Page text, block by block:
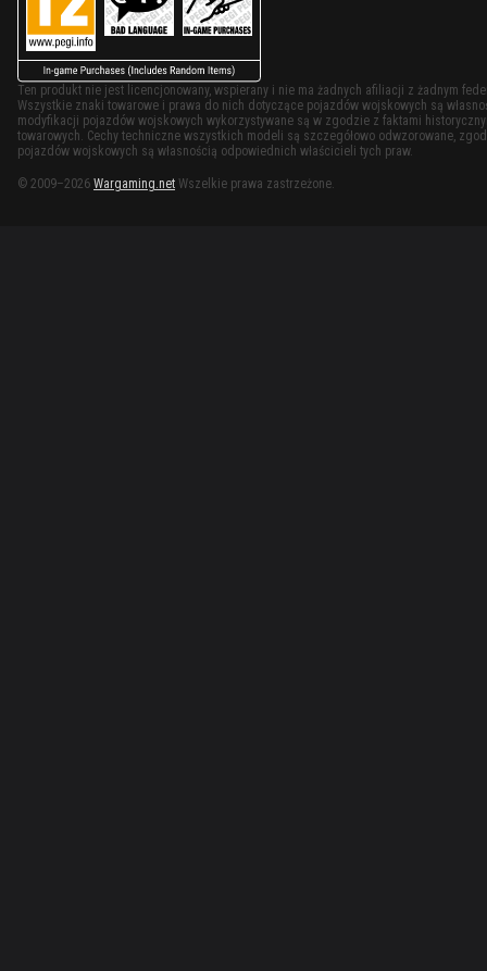
Ten produkt nie jest licencjonowany, wspierany i nie ma żadnych afiliacji z żadnym
Wszystkie znaki towarowe i prawa do nich dotyczące pojazdów wojskowych są
modyfikacji pojazdów wojskowych wykorzystywane są w zgodzie z faktami
towarowych. Cechy techniczne wszystkich modeli są szczegółowo odwzorowane,
pojazdów wojskowych są własnością odpowiednich właścicieli tych praw.
© 2009–2026 Wargaming.net Wszelkie prawa zastrzeżone.